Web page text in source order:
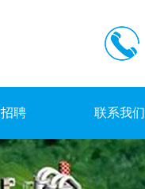
聘 联系我们